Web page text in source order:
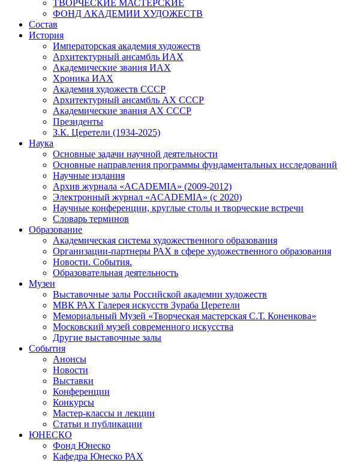
ТВОРЧЕСКИЕ МАСТЕРСКИЕ
ФОНД АКАДЕМИИ ХУДОЖЕСТВ
Состав
История
Императорская академия художеств
Архитектурный ансамбль ИАХ
Академические звания ИАХ
Хроника ИАХ
Академия художеств СССР
Архитектурный ансамбль АХ СССР
Академические звания АХ СССР
Президенты
З.К. Церетели (1934-2025)
Наука
Основные задачи научной деятельности
Основные направления программы фундаментальных исследований
Научные издания
Архив журнала «ACADEMIA» (2009-2012)
Электронный журнал «ACADEMIA» (с 2020)
Научные конференции, круглые столы и творческие встречи
Словарь терминов
Образование
Академическая система художественного образования
Организации-партнеры РАХ в сфере художественного образования
Новости. События.
Образовательная деятельность
Музеи
Выставочные залы Российской академии художеств
МВК РАХ Галерея искусств Зураба Церетели
Мемориальный Музей «Творческая мастерская С.Т. Коненкова»
Московский музей современного искусства
Другие выставочные залы
События
Анонсы
Новости
Выставки
Конференции
Конкурсы
Мастер-классы и лекции
Статьи и публикации
ЮНЕСКО
Фонд Юнеско
Кафедра Юнеско РАХ